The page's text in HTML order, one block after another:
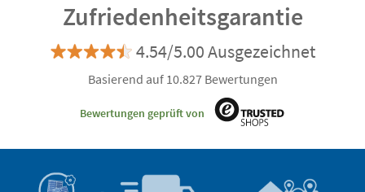
Zufriedenheitsgarantie
4.54/5.00 Ausgezeichnet
Basierend auf 10.827 Bewertungen
Bewertungen geprüft von